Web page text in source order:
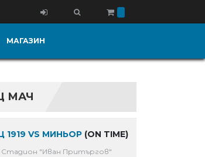
МАГАЗИН
МАЧ
VS МИНЬОР (ON TIME)
Стадион "Иван Притъргов"